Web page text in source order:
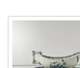
olandese.